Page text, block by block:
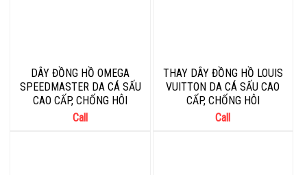
DÂY ĐỒNG HỒ OMEGA
SPEEDMASTER DA CÁ SẤU
CAO CẤP, CHỐNG HÔI
Call
THAY DÂY ĐỒNG HỒ LOUIS
VUITTON DA CÁ SẤU CAO
CẤP, CHỐNG HÔI
Call